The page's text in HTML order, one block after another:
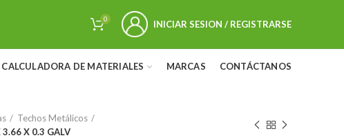
0 INICIAR SESION / REGISTRARSE
CALCULADORA DE MATERIALES MARCAS CONTÁCTANOS
Techos Metálicos
3.66 X 0.3 GALV